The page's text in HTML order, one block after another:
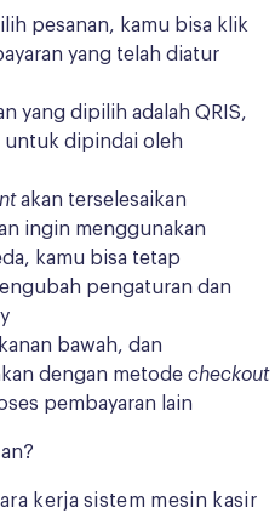
pesanan, kamu bisa klik
yang telah diatur
yang dipilih adalah QRIS,
untuk dipindai oleh
akan terselesaikan
ingin menggunakan
kamu bisa tetap
pengaturan dan
bawah, dan
dengan metode checkout
pembayaran lain
kerja sistem mesin kasir